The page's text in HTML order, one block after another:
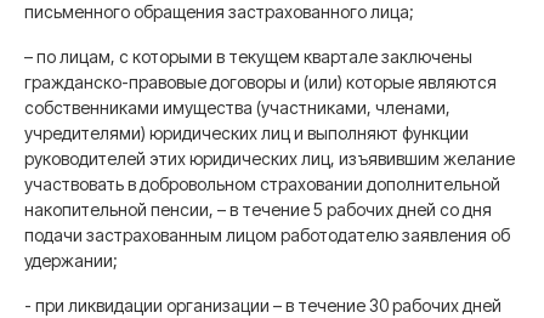
письменного обращения застрахованного лица;
– по лицам, с которыми в текущем квартале заключены
гражданско-правовые договоры и (или) которые являются
собственниками имущества (участниками, членами,
учредителями) юридических лиц и выполняют функции
руководителей этих юридических лиц, изъявившим желание
участвовать в добровольном страховании дополнительной
накопительной пенсии, – в течение 5 рабочих дней со дня
подачи застрахованным лицом работодателю заявления об
удержании;
- при ликвидации организации – в течение 30 рабочих дней